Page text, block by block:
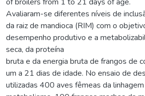
Avaliaram-se diferentes níveis de
da raiz de mandioca (RIM) com o
desempenho produtivo e a
seca, da proteína
bruta e da energia bruta de frangos de
um a 21 dias de idade. No ensaio de
utilizadas 400 aves fêmeas da